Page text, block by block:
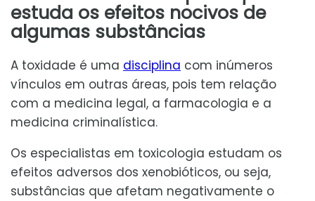
estuda os efeitos nocivos de
algumas substâncias
A toxidade é uma disciplina com inúmeros
vínculos em outras áreas, pois tem relação
com a medicina legal, a farmacologia e a
medicina criminalística.
Os especialistas em toxicologia estudam os
efeitos adversos dos xenobióticos, ou seja,
substâncias que afetam negativamente o